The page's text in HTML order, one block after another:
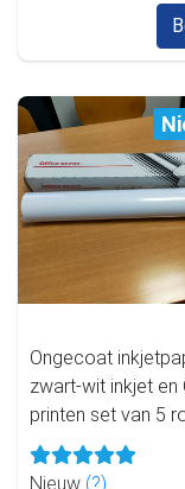
Ongecoat
zwart-wit inkjet en
printen set van 5
Nieuw (?)